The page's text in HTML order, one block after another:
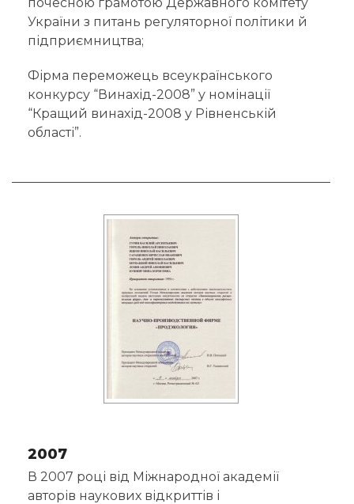
України з питань регуляторної політики й
підприємництва;
Фірма переможець всеукраїнського
конкурсу “Винахід-2008” у номінації
“Кращий винахід-2008 у Рівненській
області”.
2007
В 2007 році від Міжнародної академії
авторів наукових відкриттів і